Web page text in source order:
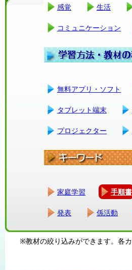
感覚 生活
コミュニケーション
無料アプリ・ソフト
タブレット端末
プロジェクター
家庭学習 手順書
発表 係活動
※教材の絞り込みができます。各